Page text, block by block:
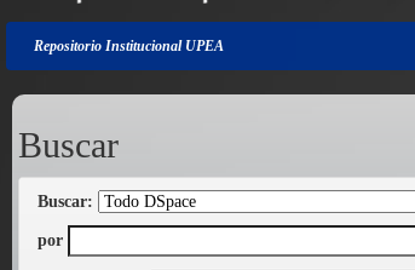
Repositorio Institucional UPEA
Buscar
Buscar:
por